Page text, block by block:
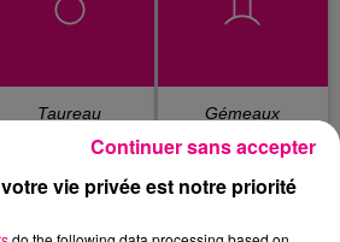
Taureau Gémeaux
vie privée est notre priorité
Continuer sans accepter